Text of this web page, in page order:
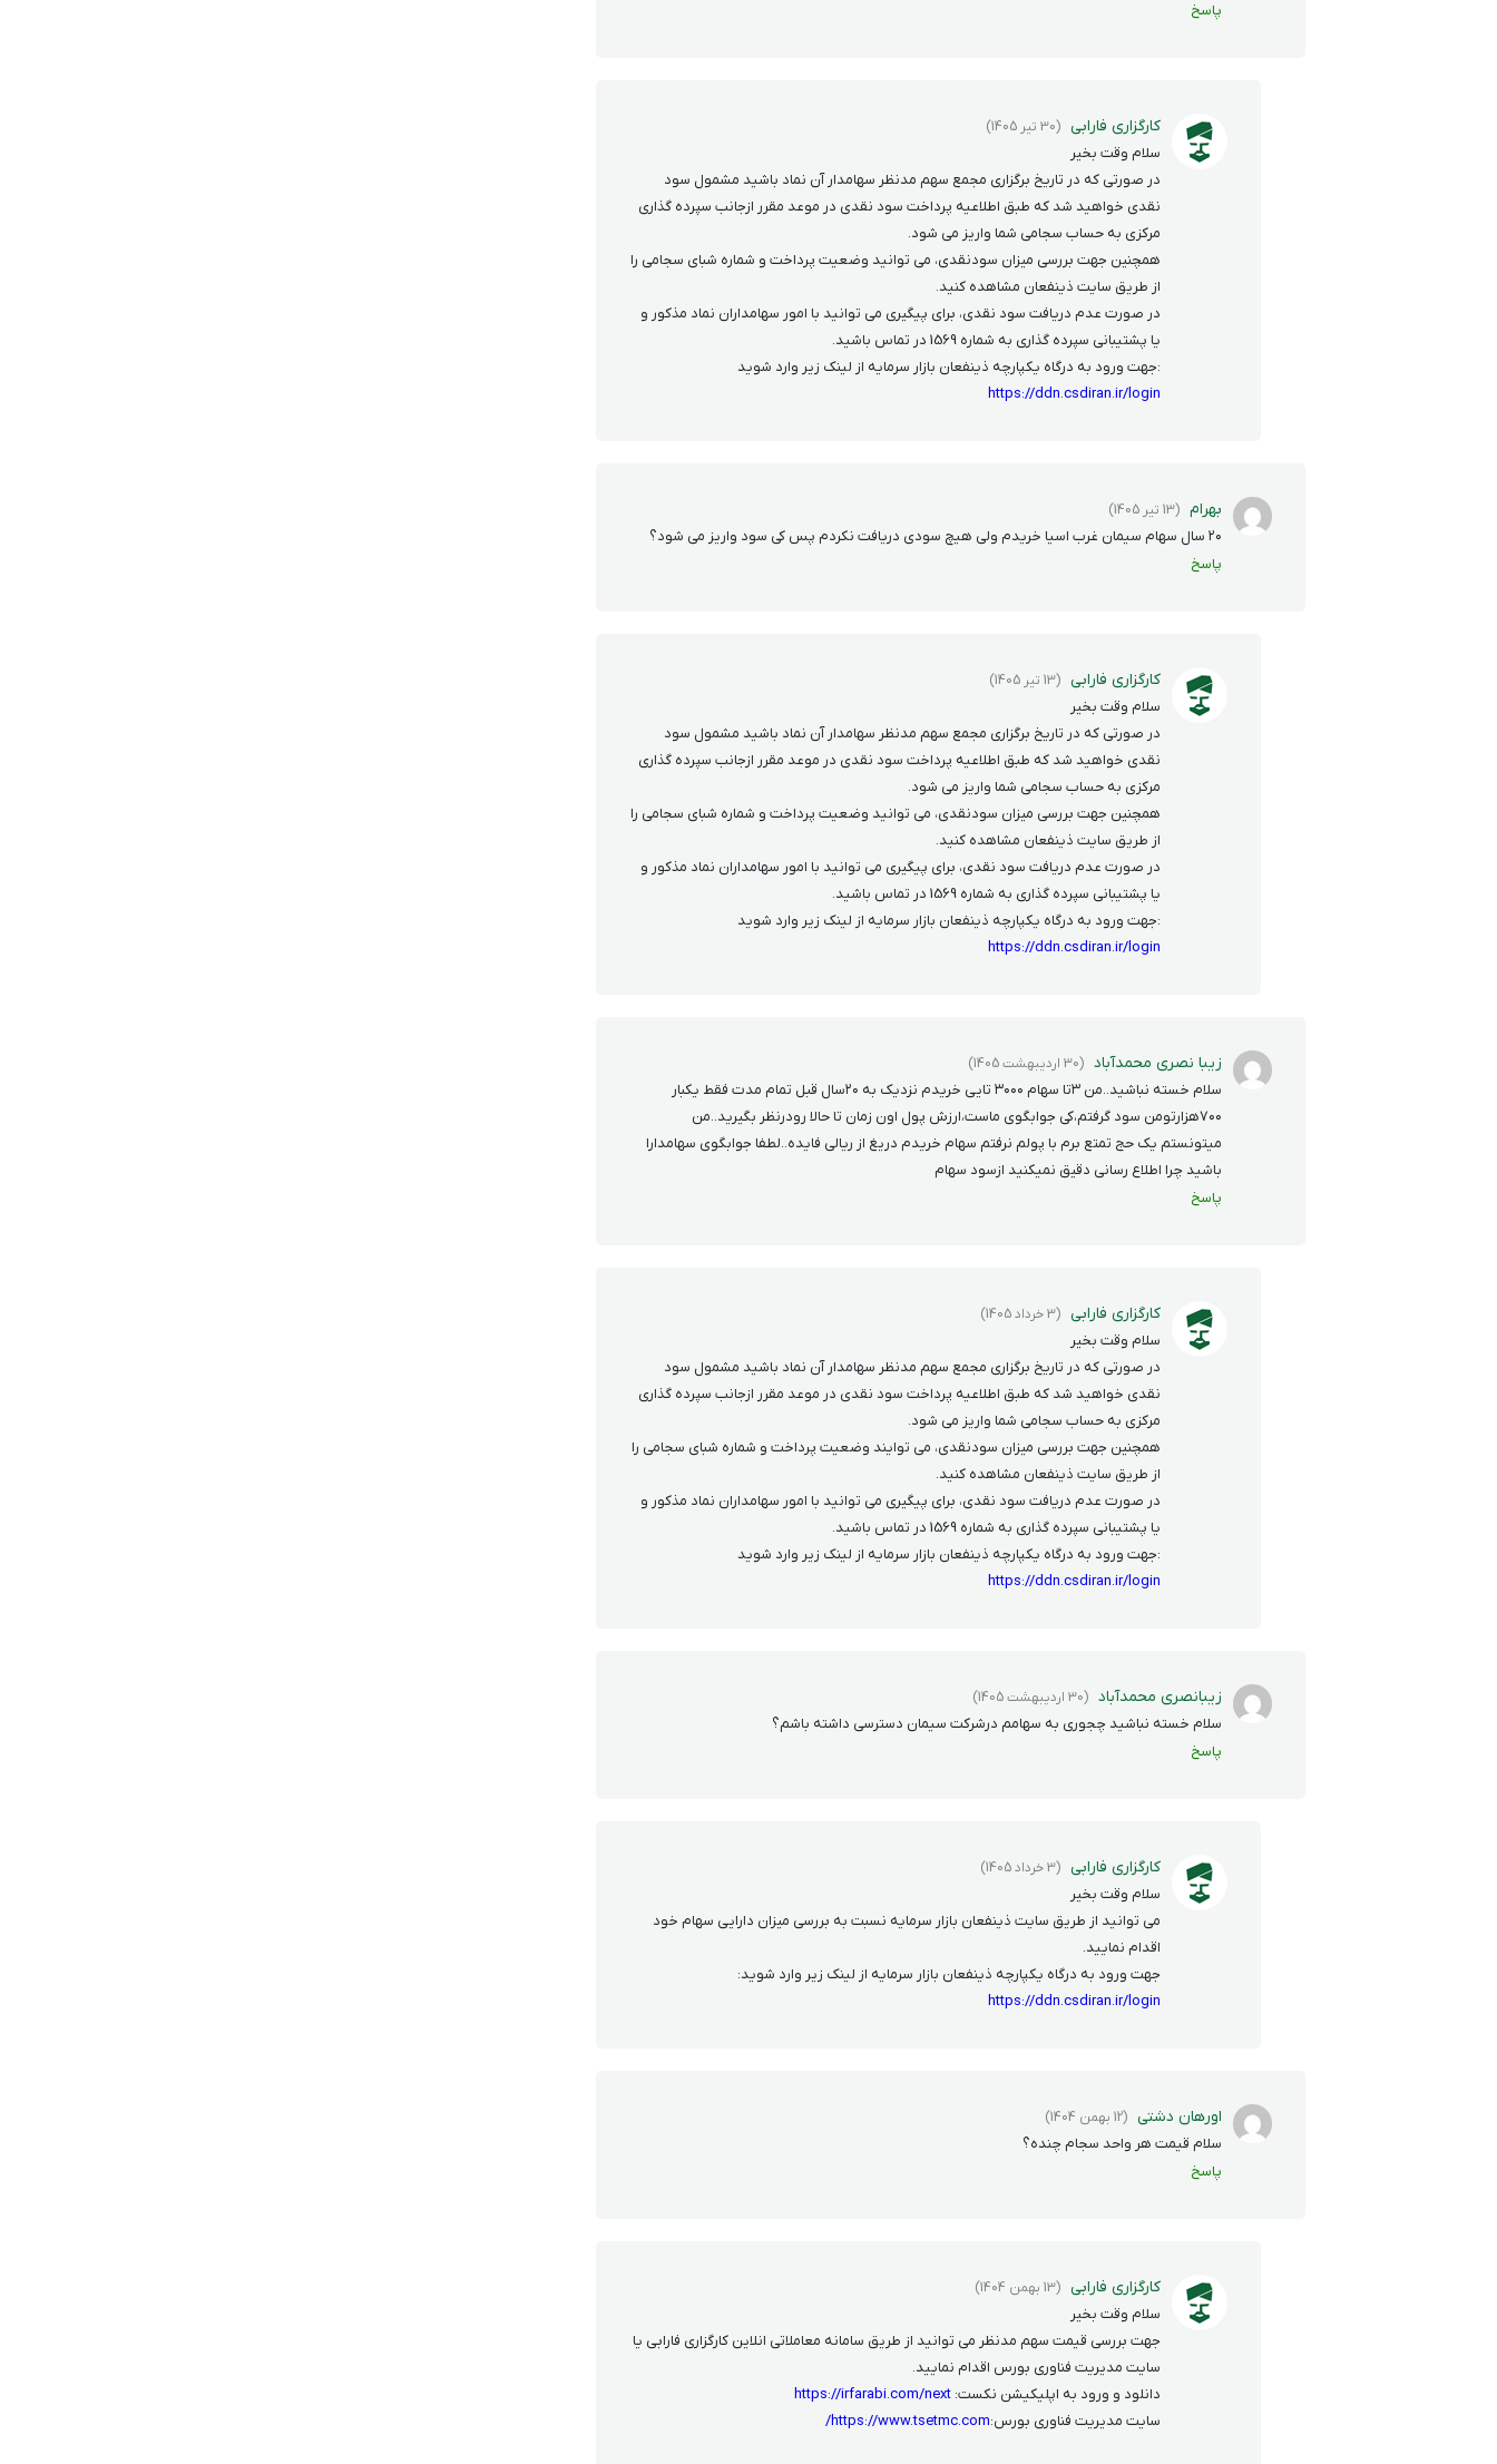
پاسخ
کارگزاری فارابی (30 تیر 1405)
سلام وقت بخیر
در صورتی که در تاریخ برگزاری مجمع سهم مدنظر سهامدار آن نماد باشید مشمول سود
نقدی خواهید شد که طبق اطلاعیه پرداخت سود نقدی در موعد مقرر ازجانب سپرده گذاری
مرکزی به حساب سجامی شما واریز می شود.
همچنین جهت بررسی میزان سودنقدی، می توانید وضعیت پرداخت و شماره شبای سجامی را
از طریق سایت ذینفعان مشاهده کنید.
در صورت عدم دریافت سود نقدی، برای پیگیری می توانید با امور سهامداران نماد مذکور و
یا پشتیبانی سپرده گذاری به شماره 1569 در تماس باشید.
:جهت ورود به درگاه یکپارچه ذینفعان بازار سرمایه از لینک زیر وارد شوید
https://ddn.csdiran.ir/login
بهرام (13 تیر 1405)
۲۰ سال سهام سیمان غرب اسیا خریدم ولی هیچ سودی دریافت نکردم پس کی سود واریز می شود؟
پاسخ
کارگزاری فارابی (13 تیر 1405)
سلام وقت بخیر
در صورتی که در تاریخ برگزاری مجمع سهم مدنظر سهامدار آن نماد باشید مشمول سود
نقدی خواهید شد که طبق اطلاعیه پرداخت سود نقدی در موعد مقرر ازجانب سپرده گذاری
مرکزی به حساب سجامی شما واریز می شود.
همچنین جهت بررسی میزان سودنقدی، می توانید وضعیت پرداخت و شماره شبای سجامی را
از طریق سایت ذینفعان مشاهده کنید.
در صورت عدم دریافت سود نقدی، برای پیگیری می توانید با امور سهامداران نماد مذکور و
یا پشتیبانی سپرده گذاری به شماره 1569 در تماس باشید.
:جهت ورود به درگاه یکپارچه ذینفعان بازار سرمایه از لینک زیر وارد شوید
https://ddn.csdiran.ir/login
زیبا نصری محمدآباد (30 اردیبهشت 1405)
سلام خسته نباشید..من ۳تا سهام ۳۰۰۰ تایی خریدم نزدیک به ۲۰سال قبل تمام مدت فقط یکبار
۷۰۰هزارتومن سود گرفتم،کی جوابگوی ماست،ارزش پول اون زمان تا حالا رودرنظر بگیرید..من
میتونستم یک حج تمتع برم با پولم نرفتم سهام خریدم دریغ از ریالی فایده..لطفا جوابگوی سهامدارا
باشید چرا اطلاع رسانی دقیق نمیکنید ازسود سهام
پاسخ
کارگزاری فارابی (3 خرداد 1405)
سلام وقت بخیر
در صورتی که در تاریخ برگزاری مجمع سهم مدنظر سهامدار آن نماد باشید مشمول سود
نقدی خواهید شد که طبق اطلاعیه پرداخت سود نقدی در موعد مقرر ازجانب سپرده گذاری
مرکزی به حساب سجامی شما واریز می شود.
همچنین جهت بررسی میزان سودنقدی، می توایند وضعیت پرداخت و شماره شبای سجامی را
از طریق سایت ذینفعان مشاهده کنید.
در صورت عدم دریافت سود نقدی، برای پیگیری می توانید با امور سهامداران نماد مذکور و
یا پشتیبانی سپرده گذاری به شماره 1569 در تماس باشید.
:جهت ورود به درگاه یکپارچه ذینفعان بازار سرمایه از لینک زیر وارد شوید
https://ddn.csdiran.ir/login
زیبانصری محمدآباد (30 اردیبهشت 1405)
سلام خسته نباشید چجوری به سهامم درشرکت سیمان دسترسی داشته باشم؟
پاسخ
کارگزاری فارابی (3 خرداد 1405)
سلام وقت بخیر
می توانید از طریق سایت ذینفعان بازار سرمایه نسبت به بررسی میزان دارایی سهام خود
اقدام نمایید.
جهت ورود به درگاه یکپارچه ذینفعان بازار سرمایه از لینک زیر وارد شوید:
https://ddn.csdiran.ir/login
اورهان دشتی (12 بهمن 1404)
سلام قیمت هر واحد سجام چنده؟
پاسخ
کارگزاری فارابی (13 بهمن 1404)
سلام وقت بخیر
جهت بررسی قیمت سهم مدنظر می توانید از طریق سامانه معاملاتی انلاین کارگزاری فارابی یا
سایت مدیریت فناوری بورس اقدام نمایید.
دانلود و ورود به اپلیکیشن نکست: https://irfarabi.com/next
سایت مدیریت فناوری بورس:https://www.tsetmc.com/